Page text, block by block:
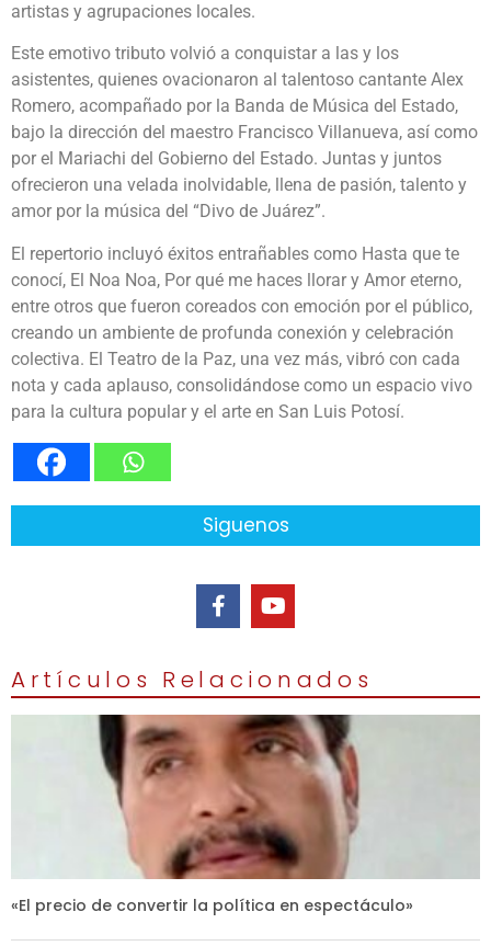
artistas y agrupaciones locales.
Este emotivo tributo volvió a conquistar a las y los
asistentes, quienes ovacionaron al talentoso cantante Alex
Romero, acompañado por la Banda de Música del Estado,
bajo la dirección del maestro Francisco Villanueva, así como
por el Mariachi del Gobierno del Estado. Juntas y juntos
ofrecieron una velada inolvidable, llena de pasión, talento y
amor por la música del “Divo de Juárez”.
El repertorio incluyó éxitos entrañables como Hasta que te
conocí, El Noa Noa, Por qué me haces llorar y Amor eterno,
entre otros que fueron coreados con emoción por el público,
creando un ambiente de profunda conexión y celebración
colectiva. El Teatro de la Paz, una vez más, vibró con cada
nota y cada aplauso, consolidándose como un espacio vivo
para la cultura popular y el arte en San Luis Potosí.
Siguenos
Artículos Relacionados
«El precio de convertir la política en espectáculo»